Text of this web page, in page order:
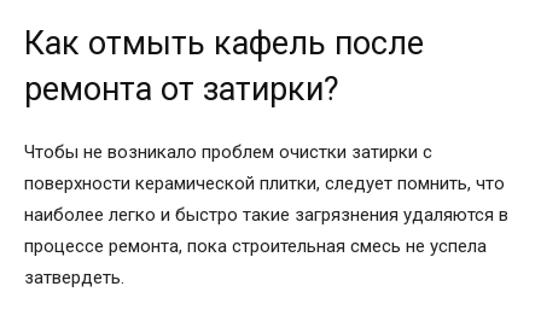
Как отмыть кафель после
ремонта от затирки?
Чтобы не возникало проблем очистки затирки с
поверхности керамической плитки, следует помнить, что
наиболее легко и быстро такие загрязнения удаляются в
процессе ремонта, пока строительная смесь не успела
затвердеть.